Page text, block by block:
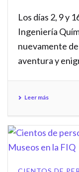
Los días 2, 9 y
Ingeniería
nuevamente
aventura y
Leer más